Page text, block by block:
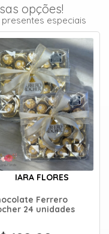
opções!
especiais
IARA FLORES
Ferrero
24 unidades